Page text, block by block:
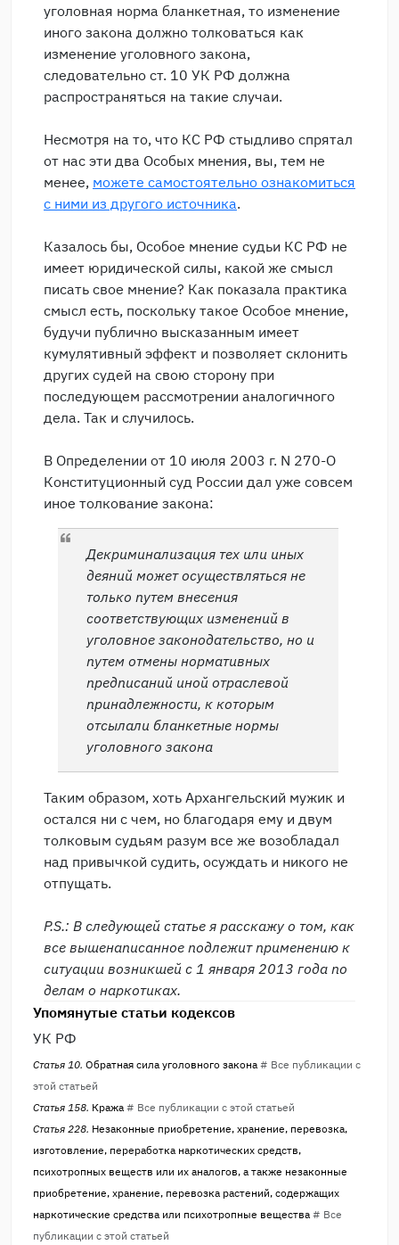
уголовная норма бланкетная, то изменение
иного закона должно толковаться как
изменение уголовного закона,
следовательно ст. 10 УК РФ должна
распространяться на такие случаи.
Несмотря на то, что КС РФ стыдливо спрятал
от нас эти два Особых мнения, вы, тем не
менее, можете самостоятельно ознакомиться
с ними из другого источника.
Казалось бы, Особое мнение судьи КС РФ не
имеет юридической силы, какой же смысл
писать свое мнение? Как показала практика
смысл есть, поскольку такое Особое мнение,
будучи публично высказанным имеет
кумулятивный эффект и позволяет склонить
других судей на свою сторону при
последующем рассмотрении аналогичного
дела. Так и случилось.
В Определении от 10 июля 2003 г. N 270-О
Конституционный суд России дал уже совсем
иное толкование закона:
Декриминализация тех или иных
деяний может осуществляться не
только путем внесения
соответствующих изменений в
уголовное законодательство, но и
путем отмены нормативных
предписаний иной отраслевой
принадлежности, к которым
отсылали бланкетные нормы
уголовного закона
Таким образом, хоть Архангельский мужик и
остался ни с чем, но благодаря ему и двум
толковым судьям разум все же возобладал
над привычкой судить, осуждать и никого не
отпущать.
P.S.: В следующей статье я расскажу о том, как
все вышенаписанное подлежит применению к
ситуации возникшей с 1 января 2013 года по
делам о наркотиках.
Упомянутые статьи кодексов
УК РФ
Статья 10. Обратная сила уголовного закона # Все публикации с
этой статьей
Статья 158. Кража # Все публикации с этой статьей
Статья 228. Незаконные приобретение, хранение, перевозка,
изготовление, переработка наркотических средств,
психотропных веществ или их аналогов, а также незаконные
приобретение, хранение, перевозка растений, содержащих
наркотические средства или психотропные вещества # Все
публикации с этой статьей